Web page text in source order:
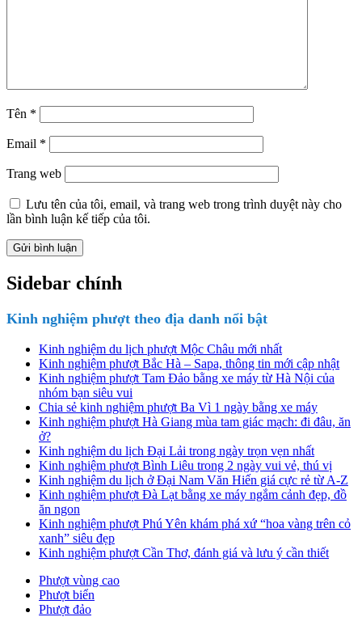
Tên *
Email *
Trang web
Lưu tên của tôi, email, và trang web trong trình duyệt này cho
lần bình luận kế tiếp của tôi.
Sidebar chính
Kinh nghiệm phượt theo địa danh nổi bật
Kinh nghiệm du lịch phượt Mộc Châu mới nhất
Kinh nghiệm phượt Bắc Hà – Sapa, thông tin mới cập nhật
Kinh nghiệm phượt Tam Đảo bằng xe máy từ Hà Nội của
nhóm bạn siêu vui
Chia sẻ kinh nghiệm phượt Ba Vì 1 ngày bằng xe máy
Kinh nghiệm phượt Hà Giang mùa tam giác mạch: đi đâu, ăn
ở?
Kinh nghiệm du lịch Đại Lải trong ngày trọn vẹn nhất
Kinh nghiệm phượt Bình Liêu trong 2 ngày vui vẻ, thú vị
Kinh nghiệm du lịch ở Đại Nam Văn Hiến giá cực rẻ từ A-Z
Kinh nghiệm phượt Đà Lạt bằng xe máy ngắm cảnh đẹp, đồ
ăn ngon
Kinh nghiệm phượt Phú Yên khám phá xứ “hoa vàng trên cỏ
xanh” siêu đẹp
Kinh nghiệm phượt Cần Thơ, đánh giá và lưu ý cần thiết
Phượt vùng cao
Phượt biển
Phượt đảo